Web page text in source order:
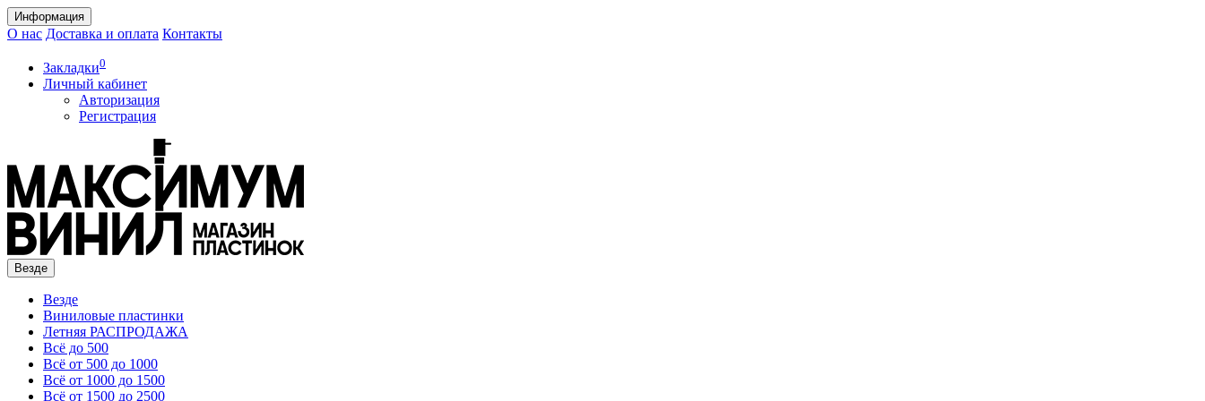
Информация
О нас Доставка и оплата Контакты
Закладки0
Личный кабинет
Авторизация
Регистрация
Везде
Везде
Виниловые пластинки
Летняя РАСПРОДАЖА
Всё до 500
Всё от 500 до 1000
Всё от 1000 до 1500
Всё от 1500 до 2500